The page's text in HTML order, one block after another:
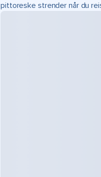
pittoreske strender når du